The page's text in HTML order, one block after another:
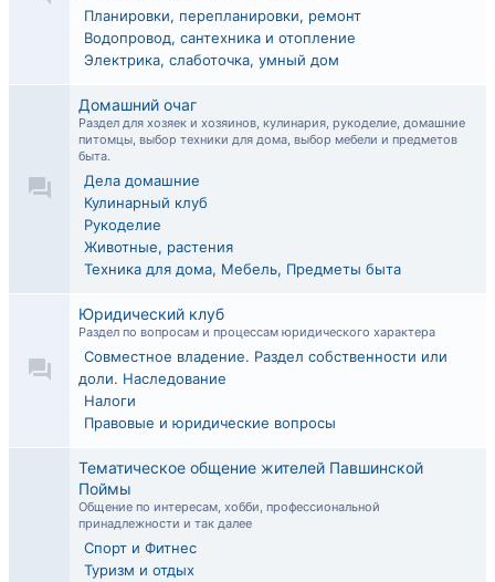
Планировки, перепланировки, ремонт
Водопровод, сантехника и отопление
Электрика, слаботочка, умный дом
Домашний очаг
Раздел для хозяек и хозяинов, кулинария, рукоделие, домашние
питомцы, выбор техники для дома, выбор мебели и предметов
быта.
Дела домашние
Кулинарный клуб
Рукоделие
Животные, растения
Техника для дома, Мебель, Предметы быта
Юридический клуб
Раздел по вопросам и процессам юридического характера
Совместное владение. Раздел собственности или
доли. Наследование
Налоги
Правовые и юридические вопросы
Тематическое общение жителей Павшинской
Поймы
Общение по интересам, хобби, профессиональной
принадлежности и так далее
Спорт и Фитнес
Туризм и отдых